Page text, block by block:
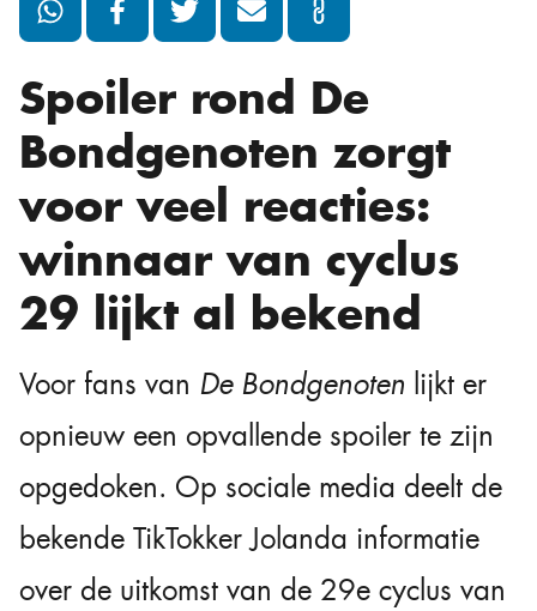
Spoiler rond De
Bondgenoten zorgt
voor veel reacties:
winnaar van cyclus
29 lijkt al bekend
Voor fans van De Bondgenoten lijkt er
opnieuw een opvallende spoiler te zijn
opgedoken. Op sociale media deelt de
bekende TikTokker Jolanda informatie
over de uitkomst van de 29e cyclus van